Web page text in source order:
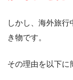
しかし、海外旅
き物です。
その理由を以下に